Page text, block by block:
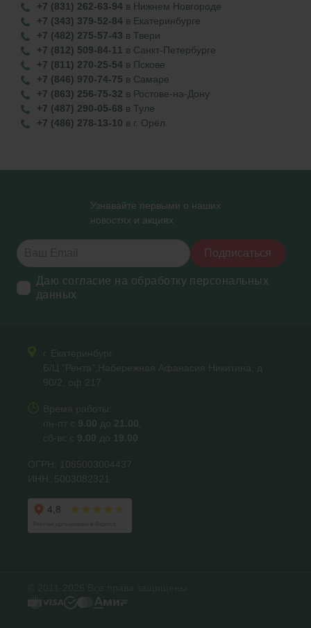
+7 (831) 262-63-94 в Нижнем Новгороде
+7 (343) 379-52-84 в Екатеринбурге
+7 (482) 275-57-43 в Твери
+7 (812) 509-84-11 в Санкт-Петербурге
+7 (811) 270-25-54 в Пскове
+7 (846) 970-74-75 в Самаре
+7 (863) 256-75-32 в Ростове-на-Дону
+7 (487) 290-05-68 в Туле
+7 (486) 278-13-10 в г. Орёл.
Узнавайте первыми о наших
новостях и акциях
Подписаться
Даю согласие на обработку персональных
данных